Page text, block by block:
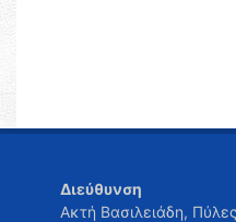
Διεύθυνση
Ακτή Βασιλειάδη,